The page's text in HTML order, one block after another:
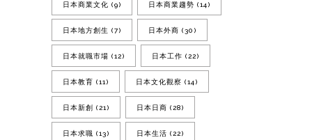
日本商業文化 (9) 日本商業趨勢 (14)
日本地方創生 (7) 日本外商 (30)
日本就職市場 (12) 日本工作 (22)
日本教育 (11) 日本文化觀察 (14)
日本新創 (21) 日本日商 (28)
日本求職 (13) 日本生活 (22)